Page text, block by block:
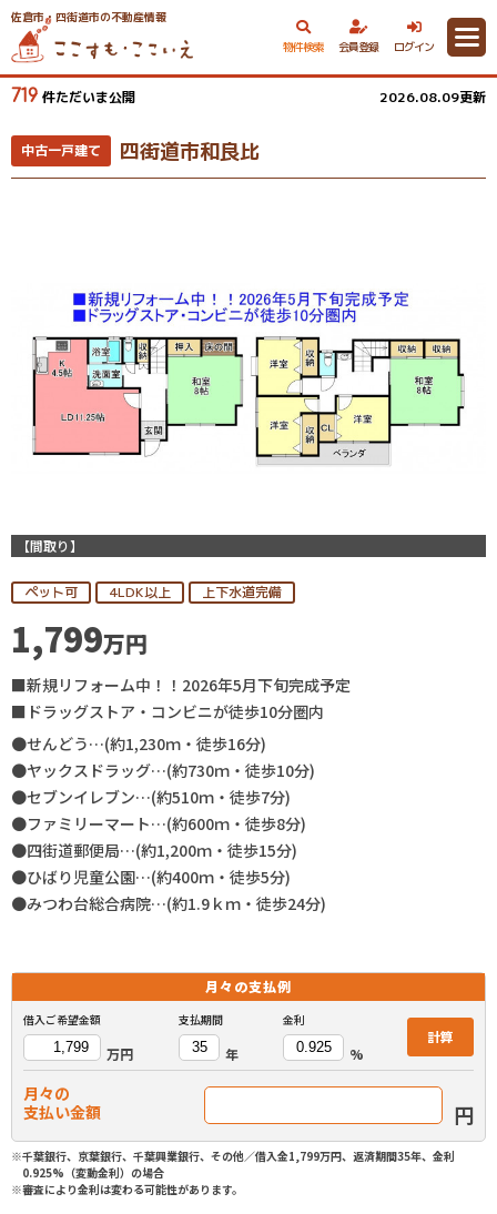
佐倉市・四街道市の不動産情報
物件検索
会員登録 ログイン
719 件ただいま公開 2026.08.09更新
中古一戸建て 四街道市和良比
【間取り】
ペット可 4LDK以上 上下水道完備
1,799万円
■新規リフォーム中！！2026年5月下旬完成予定
■ドラッグストア・コンビニが徒歩10分圏内
●せんどう…(約1,230ｍ・徒歩16分)
●ヤックスドラッグ…(約730ｍ・徒歩10分)
●セブンイレブン…(約510ｍ・徒歩7分)
●ファミリーマート…(約600ｍ・徒歩8分)
●四街道郵便局…(約1,200ｍ・徒歩15分)
●ひばり児童公園…(約400ｍ・徒歩5分)
●みつわ台総合病院…(約1.9ｋｍ・徒歩24分)
月々の支払例
借入ご希望金額
万円
支払期間
年
金利
%
計算
月々の
支払い金額
円
※千葉銀行、京葉銀行、千葉興業銀行、その他／借入金1,799万円、返済期間35年、金利
0.925%（変動金利）の場合
※審査により金利は変わる可能性があります。